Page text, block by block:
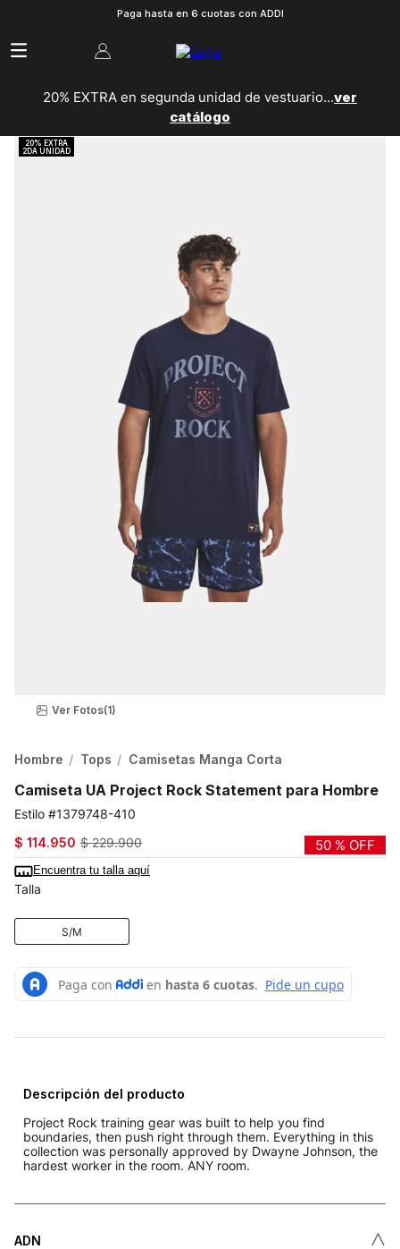
Paga hasta en 6 cuotas con ADDI
20% EXTRA en segunda unidad de vestuario...ver
catálogo
Ver Fotos(1)
Hombre Tops Camisetas Manga Corta
Camiseta UA Project Rock Statement para Hombre
1379748-410
$ 114.950 $ 229.900 50 % OFF
Encuentra tu talla aquí
Talla
S/M
Descripción del producto
Project Rock training gear was built to help you find
boundaries, then push right through them. Everything in this
collection was personally approved by Dwayne Johnson, the
hardest worker in the room. ANY room.
ADN ˄